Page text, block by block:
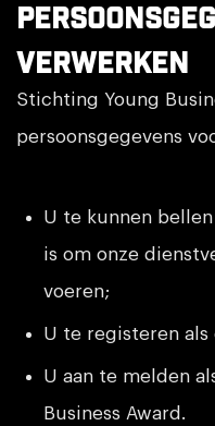
verwerken
Stichting Young
persoonsgegevens
U te kunnen
is om onze
voeren;
U te registeren als
U aan te melden
Business Award.